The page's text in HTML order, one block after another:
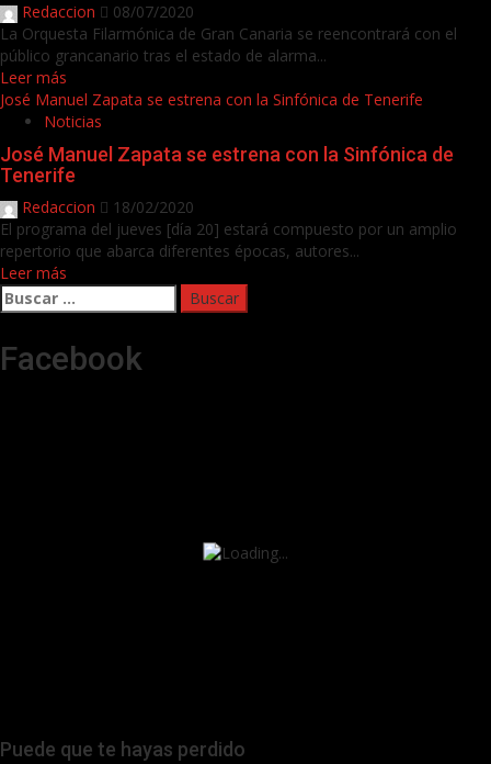
Redaccion
08/07/2020
La Orquesta Filarmónica de Gran Canaria se reencontrará con el
público grancanario tras el estado de alarma...
Leer más
José Manuel Zapata se estrena con la Sinfónica de Tenerife
Noticias
José Manuel Zapata se estrena con la Sinfónica de
Tenerife
Redaccion
18/02/2020
El programa del jueves [día 20] estará compuesto por un amplio
repertorio que abarca diferentes épocas, autores...
Leer más
Buscar:
Facebook
Puede que te hayas perdido